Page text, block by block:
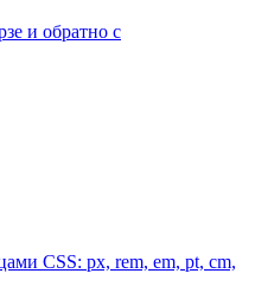
и обратно с
CSS: px, rem, em, pt, cm,